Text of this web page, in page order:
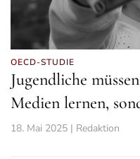
OECD-STUDIE
Jugendliche
Medien lernen,
18. Mai 2025 | Redaktion